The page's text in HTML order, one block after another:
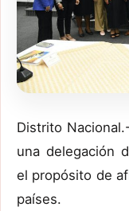
Distrito
una delegación
el propósito de
países.